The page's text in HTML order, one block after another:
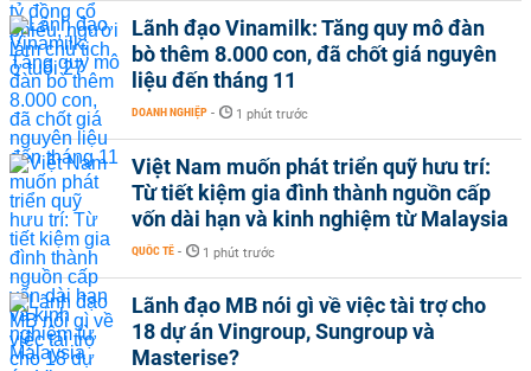
Lãnh đạo Vinamilk: Tăng quy mô đàn
bò thêm 8.000 con, đã chốt giá nguyên
liệu đến tháng 11
DOANH NGHIỆP - 1 phút trước
Việt Nam muốn phát triển quỹ hưu trí:
Từ tiết kiệm gia đình thành nguồn cấp
vốn dài hạn và kinh nghiệm từ Malaysia
QUỐC TẾ - 1 phút trước
Lãnh đạo MB nói gì về việc tài trợ cho
18 dự án Vingroup, Sungroup và
Masterise?